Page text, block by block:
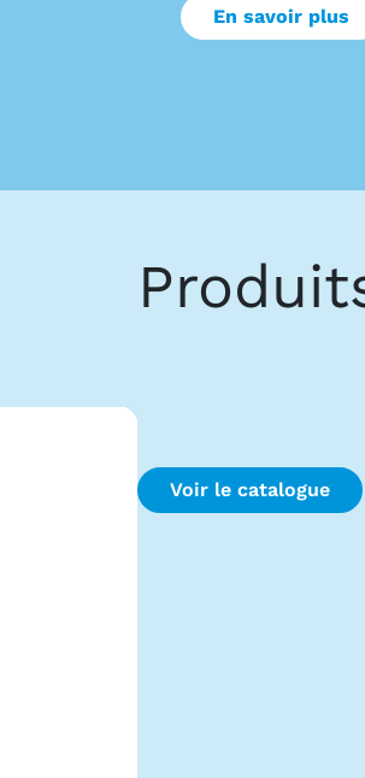
En savoir plus
Voir le catalogue